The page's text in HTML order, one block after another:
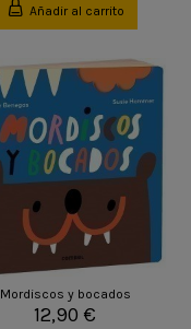
Añadir al carrito
Mordiscos y bocados
12,90 €